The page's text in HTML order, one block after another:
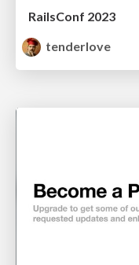
RailsConf 2023
tenderlove